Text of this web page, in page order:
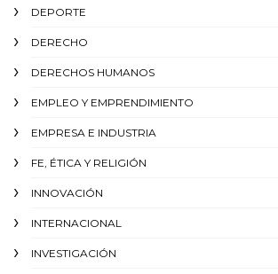
DEPORTE
DERECHO
DERECHOS HUMANOS
EMPLEO Y EMPRENDIMIENTO
EMPRESA E INDUSTRIA
FE, ÉTICA Y RELIGIÓN
INNOVACIÓN
INTERNACIONAL
INVESTIGACIÓN